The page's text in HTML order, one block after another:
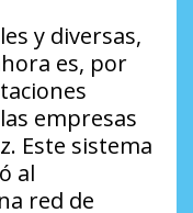
y diversas,
es, por
empresas
Este sistema
al
red de